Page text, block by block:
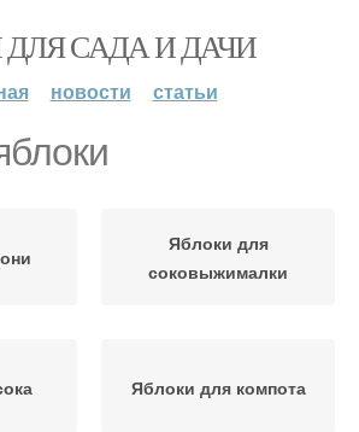
САДА И ДАЧИ
новости статьи
Яблоки для
соковыжималки
Яблоки для компота